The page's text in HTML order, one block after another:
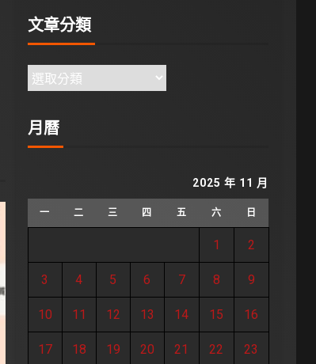
文章分類
月曆
2025 年 11 月
一 二 三 四 五 六 日
1 2
3 4 5 6 7 8 9
10 11 12 13 14 15 16
17 18 19 20 21 22 23